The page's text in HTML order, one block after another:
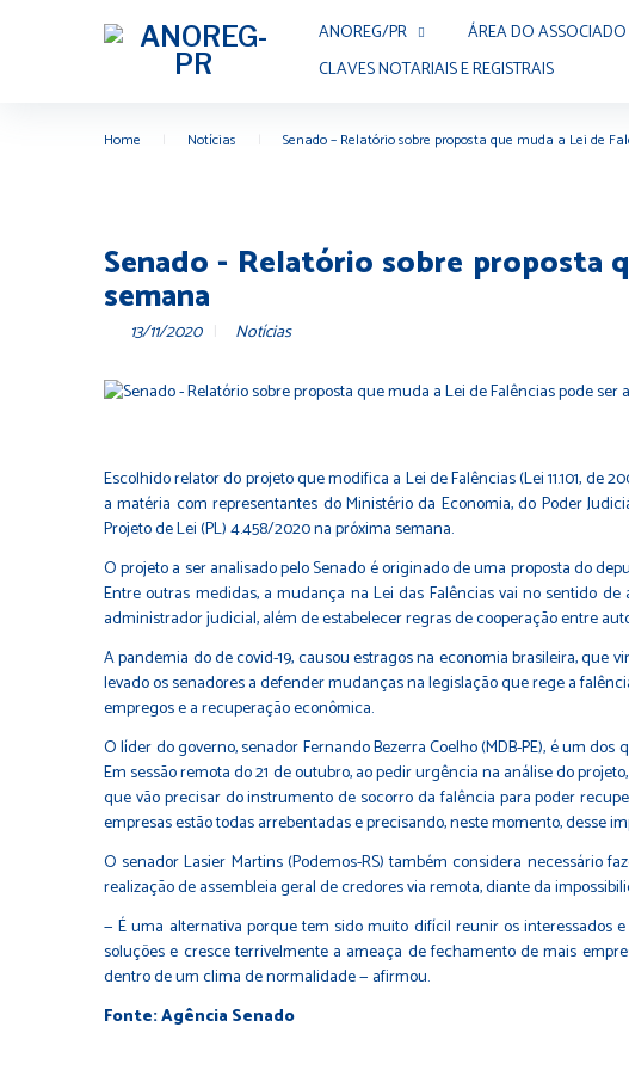
ANOREG/PR ÁREA DO ASSOCIADO
CLAVES NOTARIAIS E REGISTRAIS
Home Notícias Senado – Relatório sobre proposta que muda a Lei de
Senado - Relatório sobre proposta
semana
13/11/2020 Notícias
Escolhido relator do projeto que modifica a Lei de Falências (Lei 11.101, de
a matéria com representantes do Ministério da Economia, do Poder
Projeto de Lei (PL)4.458/2020na próxima semana.
O projeto a ser analisado pelo Senado é originado de uma proposta do
Entre outras medidas, a mudança na Lei das Falências vai no sentido
administrador judicial, além de estabelecer regras de cooperação entre
A pandemia do de covid-19, causou estragos na economia brasileira,
levado ossenadores a defender mudanças na legislaçãoque rege a
empregos e a recuperação econômica.
O líder do governo, senador Fernando Bezerra Coelho (MDB-PE), é um
Em sessão remota do 21 de outubro, ao pedir urgência na análise do
que vão precisar do instrumento de socorro da falência para poder
empresas estão todas arrebentadas e precisando, neste momento, desse
O senador Lasier Martins (Podemos-RS) também considera necessário
realização de assembleia geral de credores via remota, diante da
— É uma alternativa porque tem sido muito difícil reunir os interessados
soluções e cresce terrivelmente a ameaça de fechamento de mais
dentro de um clima de normalidade — afirmou.
Fonte: Agência Senado